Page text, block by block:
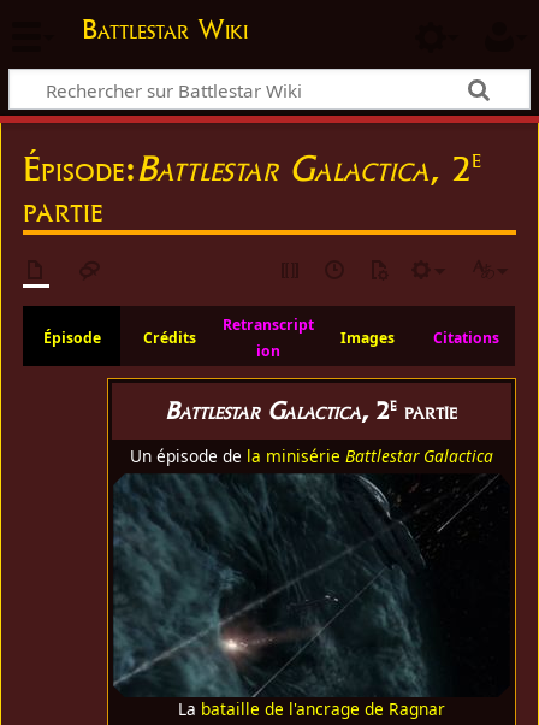
Battlestar Wiki
Épisode:Battlestar Galactica, 2e
partie
Épisode Crédits
Retranscript
ion
Images Citations
Battlestar Galactica, 2e partie
Un épisode de la minisérie Battlestar Galactica
La bataille de l'ancrage de Ragnar